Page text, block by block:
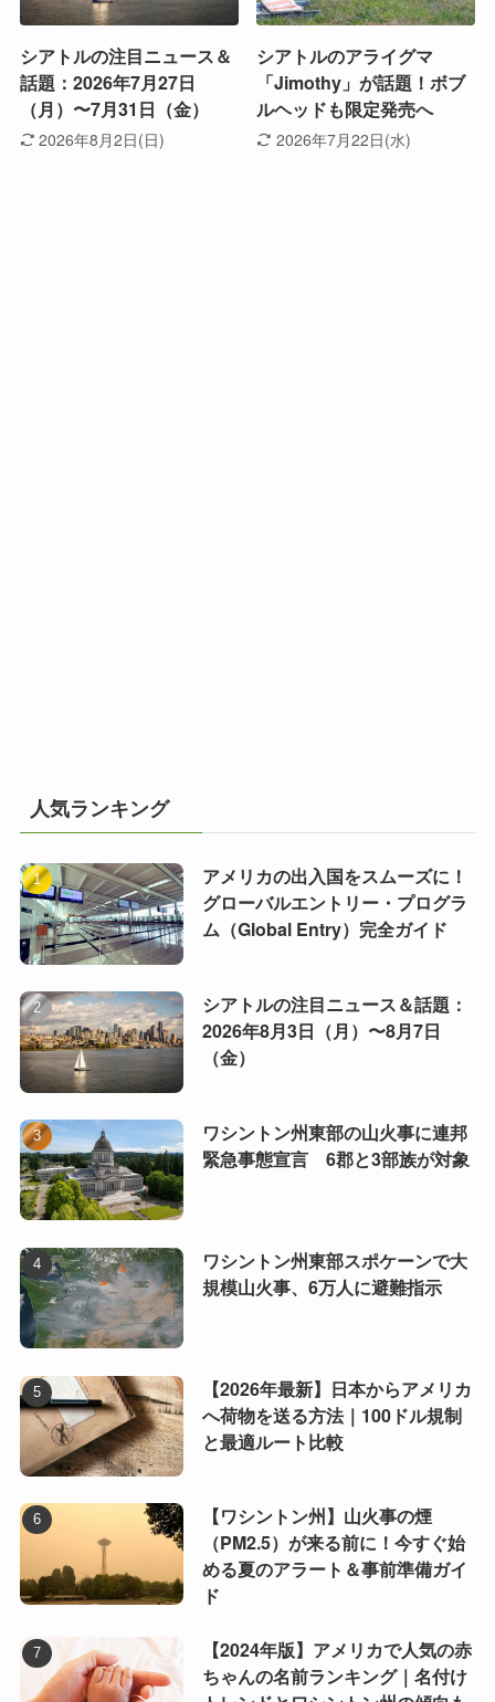
シアトルの注目ニュース＆
話題：2026年7月27日
（月）〜7月31日（金）
2026年8月2日(日)
シアトルのアライグマ
「Jimothy」が話題！ボブ
ルヘッドも限定発売へ
2026年7月22日(水)
人気ランキング
アメリカの出入国をスムーズに！
グローバルエントリー・プログラ
ム（Global Entry）完全ガイド
シアトルの注目ニュース＆話題：
2026年8月3日（月）〜8月7日
（金）
ワシントン州東部の山火事に連邦
緊急事態宣言 6郡と3部族が対象
ワシントン州東部スポケーンで大
規模山火事、6万人に避難指示
【2026年最新】日本からアメリカ
へ荷物を送る方法｜100ドル規制
と最適ルート比較
【ワシントン州】山火事の煙
（PM2.5）が来る前に！今すぐ始
める夏のアラート＆事前準備ガイ
ド
【2024年版】アメリカで人気の赤
ちゃんの名前ランキング｜名付け